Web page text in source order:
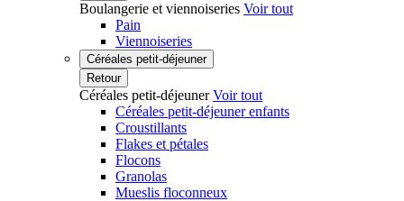
Boulangerie et viennoiseries Voir tout
Pain
Viennoiseries
Céréales petit-déjeuner
Retour
Céréales petit-déjeunerVoir tout
Céréales petit-déjeuner enfants
Croustillants
Flakes et pétales
Flocons
Granolas
Mueslis floconneux